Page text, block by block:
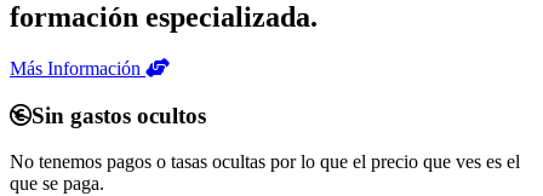
formación especializada.
Más Información
Sin gastos ocultos
No tenemos pagos o tasas ocultas por lo que el precio que ves es el
que se paga.